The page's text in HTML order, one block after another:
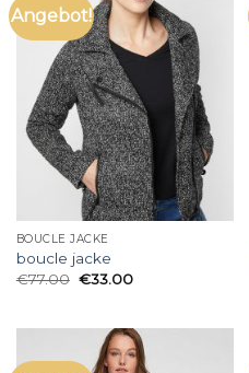
Angebot!
BOUCLE JACKE
boucle jacke
€77.00 €33.00